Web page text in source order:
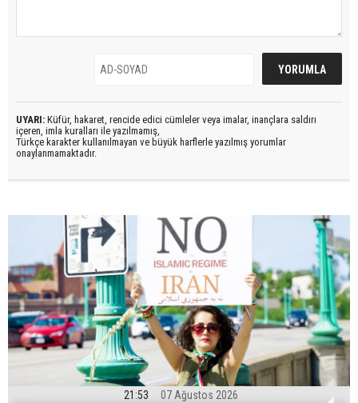
UYARI: Küfür, hakaret, rencide edici cümleler veya imalar, inançlara saldırı
içeren, imla kuralları ile yazılmamış,
Türkçe karakter kullanılmayan ve büyük harflerle yazılmış yorumlar
onaylanmamaktadır.
21:53 07 Ağustos 2026